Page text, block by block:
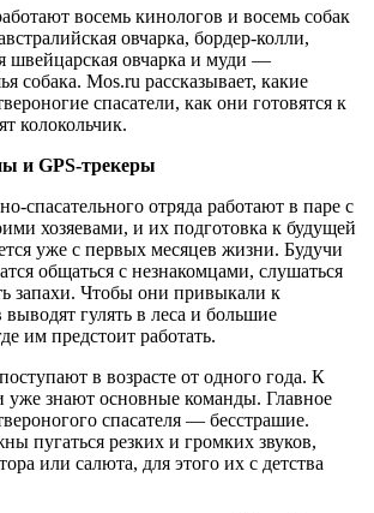
восемь кинологов и восемь собак
овчарка, бордер-колли,
швейцарская овчарка и муди —
собака. Mos.ru рассказывает, какие
спасатели, как они готовятся к
колокольчик.
и GPS-трекеры
спасательного отряда работают в паре с
хозяевами, и их подготовка к будущей
уже с первых месяцев жизни. Будучи
общаться с незнакомцами, слушаться
запахи. Чтобы они привыкали к
гулять в леса и большие
им предстоит работать.
в возрасте от одного года. К
уже знают основные команды. Главное
спасателя — бесстрашие.
пугаться резких и громких звуков,
или салюта, для этого их с детства